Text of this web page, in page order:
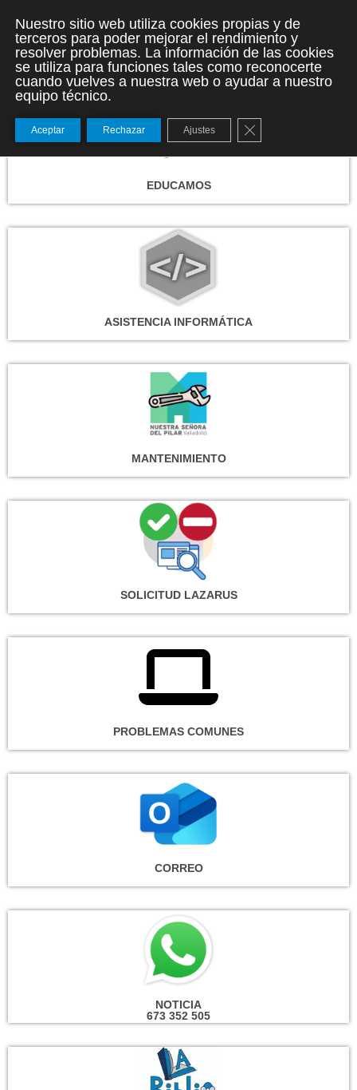
EDUCAMOS
ASISTENCIA INFORMÁTICA
MANTENIMIENTO
SOLICITUD LAZARUS
PROBLEMAS COMUNES
CORREO
NOTICIA
673 352 505
Nuestro sitio web utiliza cookies propias y de
terceros para poder mejorar el rendimiento y
resolver problemas. La información de las cookies
se utiliza para funciones tales como reconocerte
cuando vuelves a nuestra web o ayudar a nuestro
equipo técnico.
Aceptar Rechazar Ajustes Cerrar el banner de